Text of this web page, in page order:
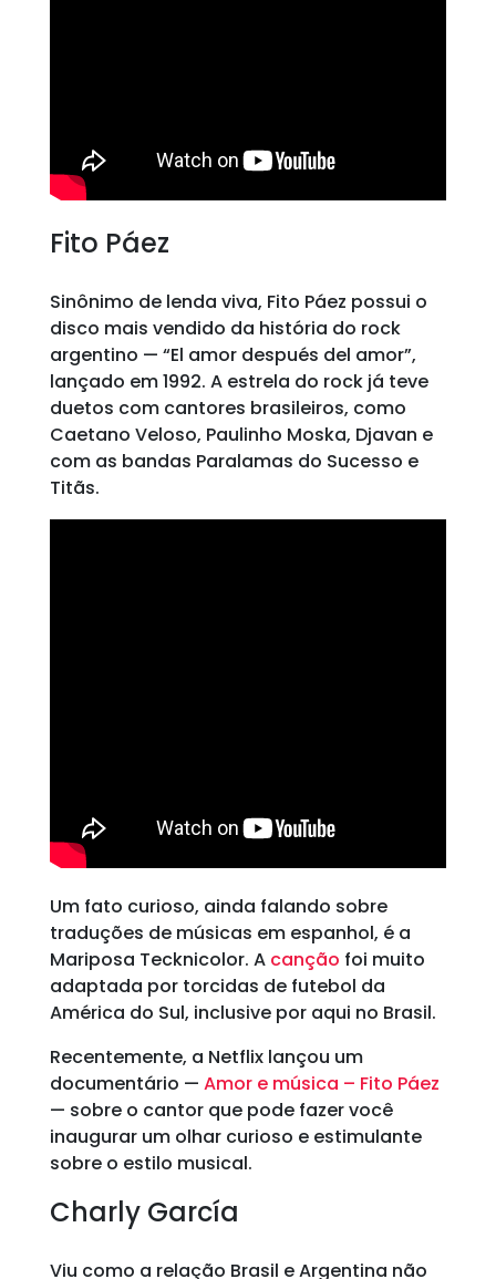
Fito Páez
Sinônimo de lenda viva, Fito Páez possui o
disco mais vendido da história do rock
argentino — “El amor después del amor”,
lançado em 1992. A estrela do rock já teve
duetos com cantores brasileiros, como
Caetano Veloso, Paulinho Moska, Djavan e
com as bandas Paralamas do Sucesso e
Titãs.
Um fato curioso, ainda falando sobre
traduções de músicas em espanhol, é a
Mariposa Tecknicolor. A canção foi muito
adaptada por torcidas de futebol da
América do Sul, inclusive por aqui no Brasil.
Recentemente, a Netflix lançou um
documentário — Amor e música – Fito Páez
— sobre o cantor que pode fazer você
inaugurar um olhar curioso e estimulante
sobre o estilo musical.
Charly García
Viu como a relação Brasil e Argentina não